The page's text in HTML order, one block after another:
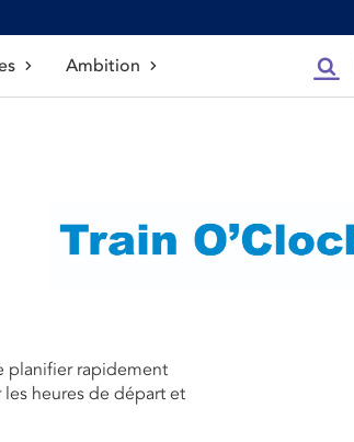
Ambition
planifier rapidement
heures de départ et